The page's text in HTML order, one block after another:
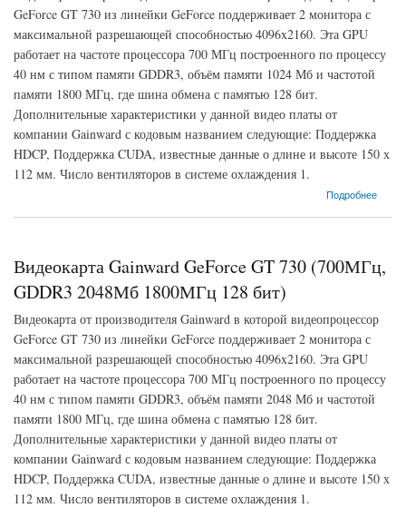
GeForce GT 730 из линейки GeForce поддерживает 2 монитора с
максимальной разрешающей способностью 4096x2160. Эта GPU
работает на частоте процессора 700 МГц построенного по процессу
40 нм с типом памяти GDDR3, объём памяти 1024 Мб и частотой
памяти 1800 МГц, где шина обмена с памятью 128 бит.
Дополнительные характеристики у данной видео платы от
компании Gainward с кодовым названием следующие: Поддержка
HDCP, Поддержка CUDA, известные данные о длине и высоте 150 х
112 мм. Число вентиляторов в системе охлаждения 1.
Подробнее
о Видеокарта Gainward GeForce GT 730 (700МГц, GDDR3 1024Мб 1800МГц 128 бит)
Видеокарта Gainward GeForce GT 730 (700МГц,
GDDR3 2048Мб 1800МГц 128 бит)
Видеокарта от производителя Gainward в которой видеопроцессор
GeForce GT 730 из линейки GeForce поддерживает 2 монитора с
максимальной разрешающей способностью 4096x2160. Эта GPU
работает на частоте процессора 700 МГц построенного по процессу
40 нм с типом памяти GDDR3, объём памяти 2048 Мб и частотой
памяти 1800 МГц, где шина обмена с памятью 128 бит.
Дополнительные характеристики у данной видео платы от
компании Gainward с кодовым названием следующие: Поддержка
HDCP, Поддержка CUDA, известные данные о длине и высоте 150 х
112 мм. Число вентиляторов в системе охлаждения 1.